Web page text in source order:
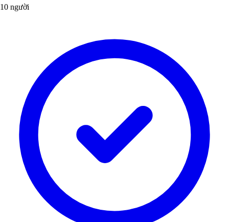
10 người